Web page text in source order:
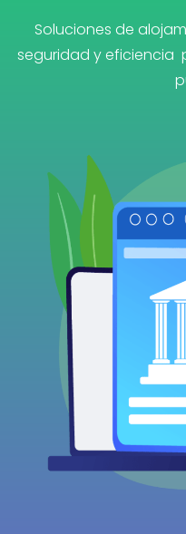
Soluciones de
seguridad y eficiencia